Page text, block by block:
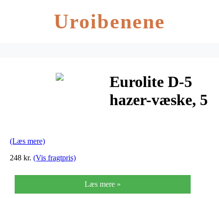
Uroibenene
Eurolite D-5
hazer-væske, 5
(Læs mere)
248 kr. (Vis fragtpris)
Læs mere »